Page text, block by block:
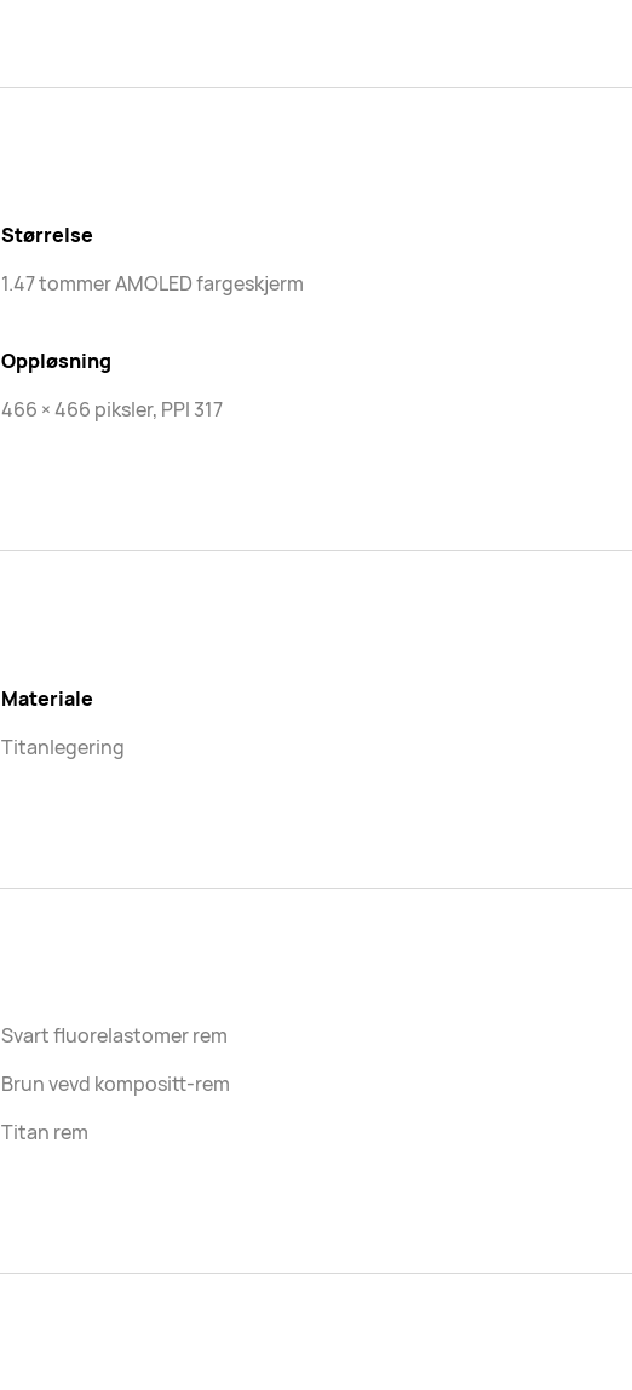
Størrelse
1.47 tommer AMOLED fargeskjerm
Oppløsning
466 × 466 piksler, PPI 317
Materiale
Titanlegering
Svart fluorelastomer rem
Brun vevd kompositt-rem
Titan rem